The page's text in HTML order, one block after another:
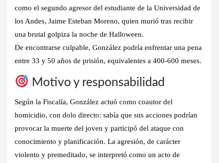
como el segundo agresor del estudiante de la Universidad de
los Andes, Jaime Esteban Moreno, quien murió tras recibir
una brutal golpiza la noche de Halloween.
De encontrarse culpable, González podría enfrentar una pena
entre 33 y 50 años de prisión, equivalentes a 400-600 meses.
Motivo y responsabilidad
Según la Fiscalía, González actuó como coautor del
homicidio, con dolo directo: sabía que sus acciones podrían
provocar la muerte del joven y participó del ataque con
conocimiento y planificación. La agresión, de carácter
violento y premeditado, se interpretó como un acto de